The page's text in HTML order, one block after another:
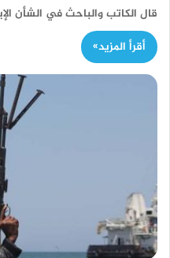
قال الكاتب والباحث في الشأن
أقرأ المزيد»